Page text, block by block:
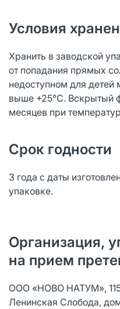
Условия
Хранить в заводской
от попадания прямых
недоступном для детей
выше +25°С. Вскрытый
месяцев при
Срок годности
3 года с даты
упаковке.
Организация,
на прием
ООО «НОВО НАТУМ»,
Ленинская Слобода,